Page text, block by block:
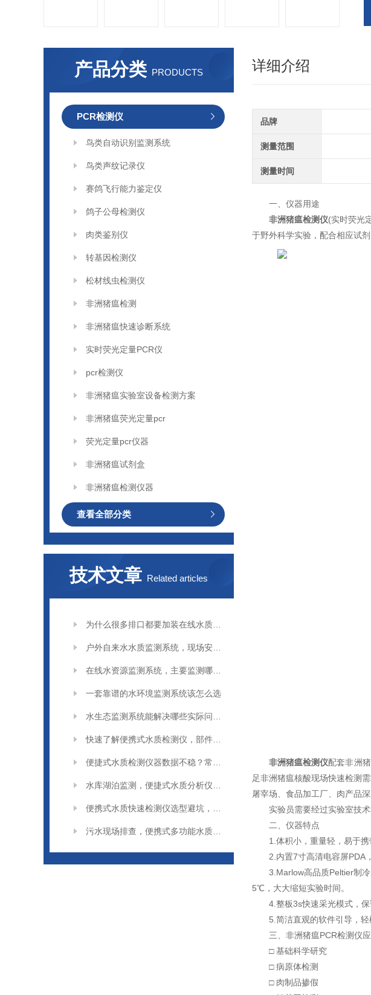
产品分类 PRODUCTS
PCR检测仪
鸟类自动识别监测系统
鸟类声纹记录仪
赛鸽飞行能力鉴定仪
鸽子公母检测仪
肉类鉴别仪
转基因检测仪
松材线虫检测仪
非洲猪瘟检测
非洲猪瘟快速诊断系统
实时荧光定量PCR仪
pcr检测仪
非洲猪瘟实验室设备检测方案
非洲猪瘟荧光定量pcr
荧光定量pcr仪器
非洲猪瘟试剂盒
非洲猪瘟检测仪器
查看全部分类
技术文章 Related articles
一套靠谱的水环境监测系统该怎么选
详细介绍
品牌
测量范围
测量时间
一、仪器用途
非洲猪瘟检测仪(实时荧光
于野外科学实验，配合相应试
非洲猪瘟检测仪配套非洲
足非洲猪瘟核酸现场快速检测
屠宰场、食品加工厂、肉产品
实验员需要经过实验室技
二、仪器特点
1.体积小，重量轻，易于携
2.内置7寸高清电容屏PDA
3.Marlow高品质Peltier制
5℃，大大缩短实验时间。
4.整板3s快速采光模式，保
5.简洁直观的软件引导，轻
三、非洲猪瘟PCR检测仪
□ 基础科学研究
□ 病原体检测
□ 肉制品掺假